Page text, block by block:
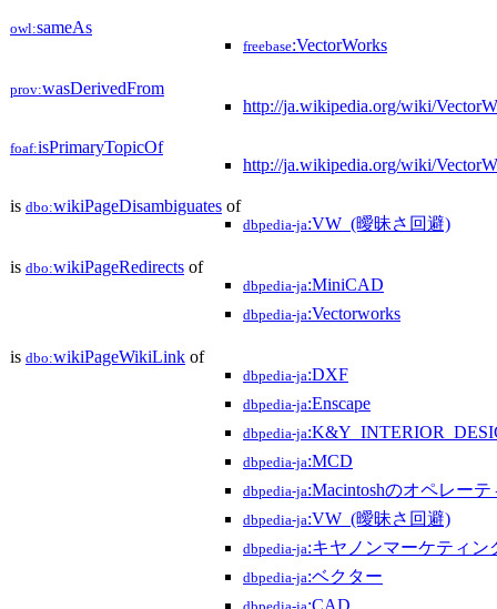
owl:sameAs
freebase:VectorWorks
prov:wasDerivedFrom
http://ja.wikipedia.org/wiki/
foaf:isPrimaryTopicOf
http://ja.wikipedia.org/wiki/
is dbo:wikiPageDisambiguates of
dbpedia-ja:VW_(曖昧さ回避)
is dbo:wikiPageRedirects of
dbpedia-ja:MiniCAD
dbpedia-ja:Vectorworks
is dbo:wikiPageWikiLink of
dbpedia-ja:DXF
dbpedia-ja:Enscape
dbpedia-ja
dbpedia-ja:MCD
dbpedia-ja:Macintoshのオペレー
dbpedia-ja:VW_(曖昧さ回避)
dbpedia-ja:キヤノンマーケティン
dbpedia-ja:ベクター